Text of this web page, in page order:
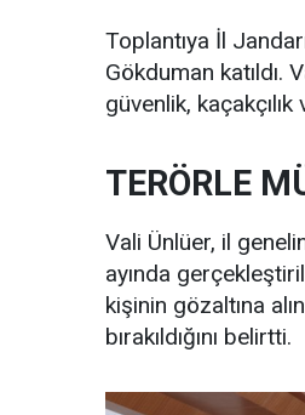
Toplantıya İl
Gökduman katıldı.
güvenlik,
TERÖRLE
Vali Ünlüer, il
ayında
kişinin gözaltına
bırakıldığını belirtti.